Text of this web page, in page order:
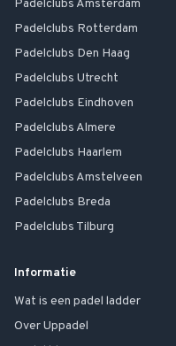
Padelclubs Amsterdam
Padelclubs Rotterdam
Padelclubs Den Haag
Padelclubs Utrecht
Padelclubs Eindhoven
Padelclubs Almere
Padelclubs Haarlem
Padelclubs Amstelveen
Padelclubs Breda
Padelclubs Tilburg
Informatie
Wat is een padel ladder
Over Uppadel